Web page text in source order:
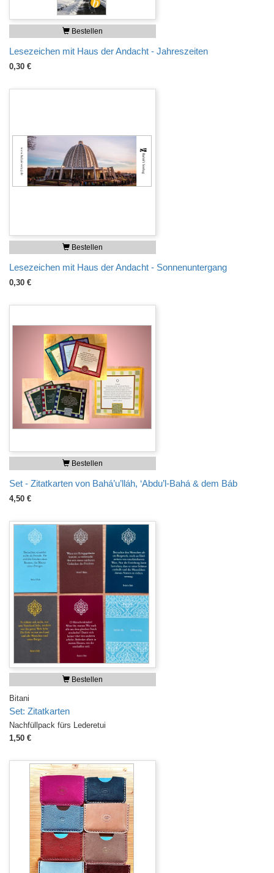
Bestellen
Lesezeichen mit Haus der Andacht - Jahreszeiten
0,30 €
Bestellen
Lesezeichen mit Haus der Andacht - Sonnenuntergang
0,30 €
Bestellen
Set - Zitatkarten von Bahá’u’lláh, ‘Abdu’l-Bahá & dem Báb
4,50 €
Bestellen
Bitani
Set: Zitatkarten
Nachfüllpack fürs Lederetui
1,50 €